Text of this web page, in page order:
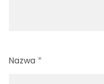
Nazwa *